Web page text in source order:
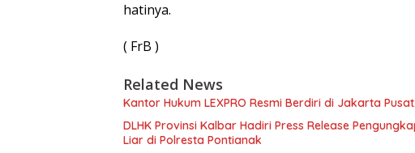
hatinya.
( FrB )
Related News
Kantor Hukum LEXPRO Resmi Berdiri di Jakarta
DLHK Provinsi Kalbar Hadiri Press Release
Liar di Polresta Pontianak